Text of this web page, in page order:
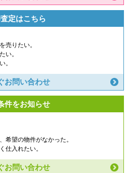
定はこちら
売りたい。
い。
。
お問い合わせ
件をお知らせ
希望の物件がなかった。
仕入れたい。
お問い合わせ